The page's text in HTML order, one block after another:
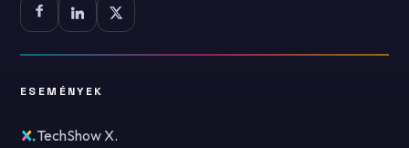
ESEMÉNYEK
TechShow X.